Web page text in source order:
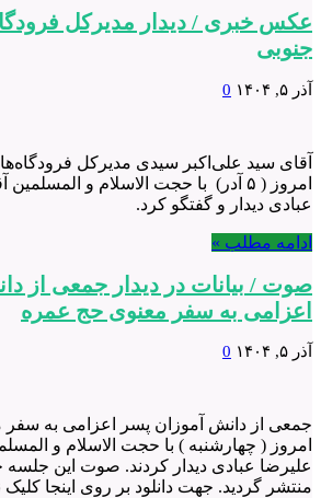
عکس خبری / دیدار مدیرکل
جنوبی
آذر ۵, ۱۴۰۴ 0
آقای سید علی‌اکبر سیدی مدیرکل
امروز ( ۵ آدر) با حجت الاسلام و
عبادی دیدار و گفتگو کرد.
ادامه مطلب »
صوت / بیانات در دیدار جمعی از
اعزامی به سفر معنوی حج عمره
آذر ۵, ۱۴۰۴ 0
جمعی از دانش آموزان پسر اعزامی به
امروز ( چهارشنبه ) با حجت الاسلام و
علیرضا عبادی دیدار کردند. صوت این جلسه
منتشر گردید. جهت دانلود بر روی اینجا کلیک